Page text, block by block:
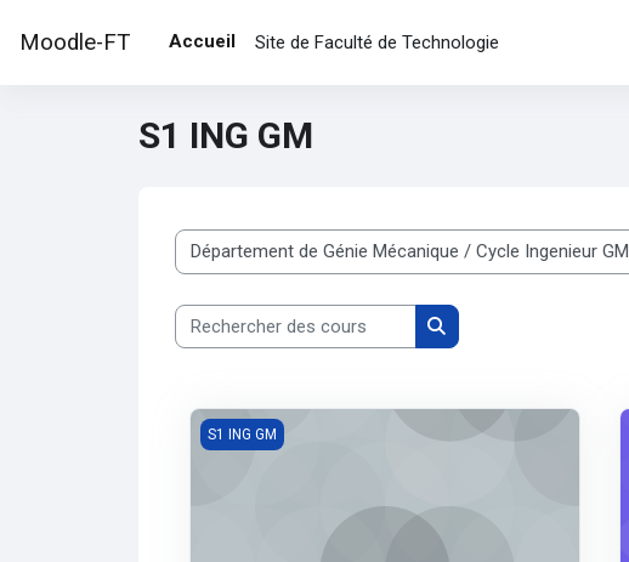
Moodle-FT Accueil Site de Faculté de Technologie
S1 ING GM
Catégories de cours
Rechercher des cours
Rechercher des cours
Analyse 1(INGGM1)
S1 ING GM